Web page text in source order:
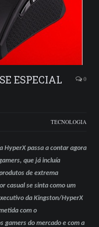
ESPECIAL
0
TECNOLOGIA
HyperX passa a contar agora
que já incluía
de extrema
casual se sinta como um
da Kingston/HyperX
com o
gamers do mercado e com a